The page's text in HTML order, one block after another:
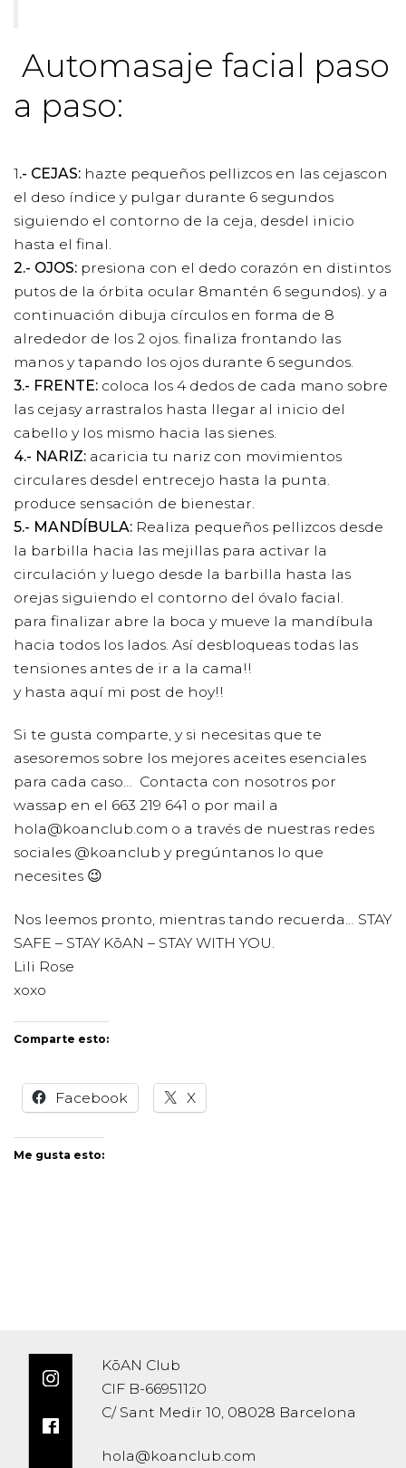
Automasaje facial paso
a paso:
1.- CEJAS: hazte pequeños pellizcos en las cejascon
el deso índice y pulgar durante 6 segundos
siguiendo el contorno de la ceja, desdel inicio
hasta el final.
2.- OJOS: presiona con el dedo corazón en distintos
putos de la órbita ocular 8mantén 6 segundos). y a
continuación dibuja círculos en forma de 8
alrededor de los 2 ojos. finaliza frontando las
manos y tapando los ojos durante 6 segundos.
3.- FRENTE: coloca los 4 dedos de cada mano sobre
las cejasy arrastralos hasta llegar al inicio del
cabello y los mismo hacia las sienes.
4.- NARIZ: acaricia tu nariz con movimientos
circulares desdel entrecejo hasta la punta.
produce sensación de bienestar.
5.- MANDÍBULA: Realiza pequeños pellizcos desde
la barbilla hacia las mejillas para activar la
circulación y luego desde la barbilla hasta las
orejas siguiendo el contorno del óvalo facial.
para finalizar abre la boca y mueve la mandíbula
hacia todos los lados. Así desbloqueas todas las
tensiones antes de ir a la cama!!
y hasta aquí mi post de hoy!!
Si te gusta comparte, y si necesitas que te
asesoremos sobre los mejores aceites esenciales
para cada caso… Contacta con nosotros por
wassap en el 663 219 641 o por mail a
hola@koanclub.com o a través de nuestras redes
sociales @koanclub y pregúntanos lo que
necesites 😉
Nos leemos pronto, mientras tando recuerda… STAY
SAFE – STAY KōAN – STAY WITH YOU.
Lili Rose
xoxo
Comparte esto:
Facebook X
Me gusta esto:
KōAN Club
CIF B-66951120
C/ Sant Medir 10, 08028 Barcelona
hola@koanclub.com